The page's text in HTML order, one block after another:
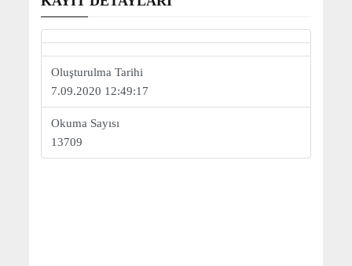
Oluşturulma Tarihi
7.09.2020 12:49:17
Okuma Sayısı
13709